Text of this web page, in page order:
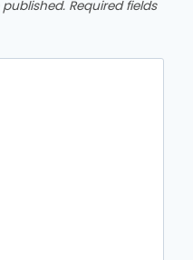
Required fields